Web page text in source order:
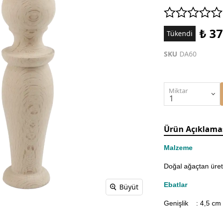
Büyüt
Tükendi ₺
SKU DA60
Miktar
Ürün
Malzeme
Doğal ağaçtan
Ebatlar
Genişlik : 4,5cm